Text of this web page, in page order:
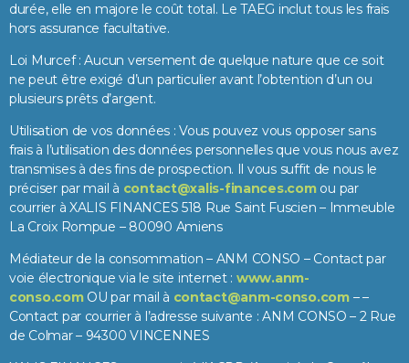
durée, elle en majore le coût total. Le TAEG inclut tous les frais
hors assurance facultative.
Loi Murcef : Aucun versement de quelque nature que ce soit
ne peut être exigé d’un particulier avant l’obtention d’un ou
plusieurs prêts d’argent.
Utilisation de vos données : Vous pouvez vous opposer sans
frais à l’utilisation des données personnelles que vous nous avez
transmises à des fins de prospection. Il vous suffit de nous le
préciser par mail à contact@xalis-finances.comou par
courrier à XALIS FINANCES 518 Rue Saint Fuscien – Immeuble
La Croix Rompue – 80090 Amiens
Médiateur de la consommation – ANM CONSO – Contact par
voie électronique via le site internet : www.anm-
conso.comOU par mail à contact@anm-conso.com– –
Contact par courrier à l’adresse suivante : ANM CONSO – 2 Rue
de Colmar – 94300 VINCENNES